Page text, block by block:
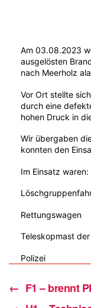
Am 03.08.2023
ausgelösten
nach Meerholz
Vor Ort stellte
durch eine
hohen Druck in
Wir übergaben
konnten den
Im Einsatz waren:
Rettungswagen
Teleskopmast
Polizei
← F1 – brennt